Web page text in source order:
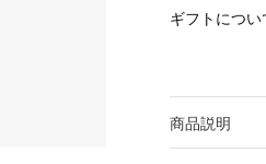
ギフトについ
商品説明